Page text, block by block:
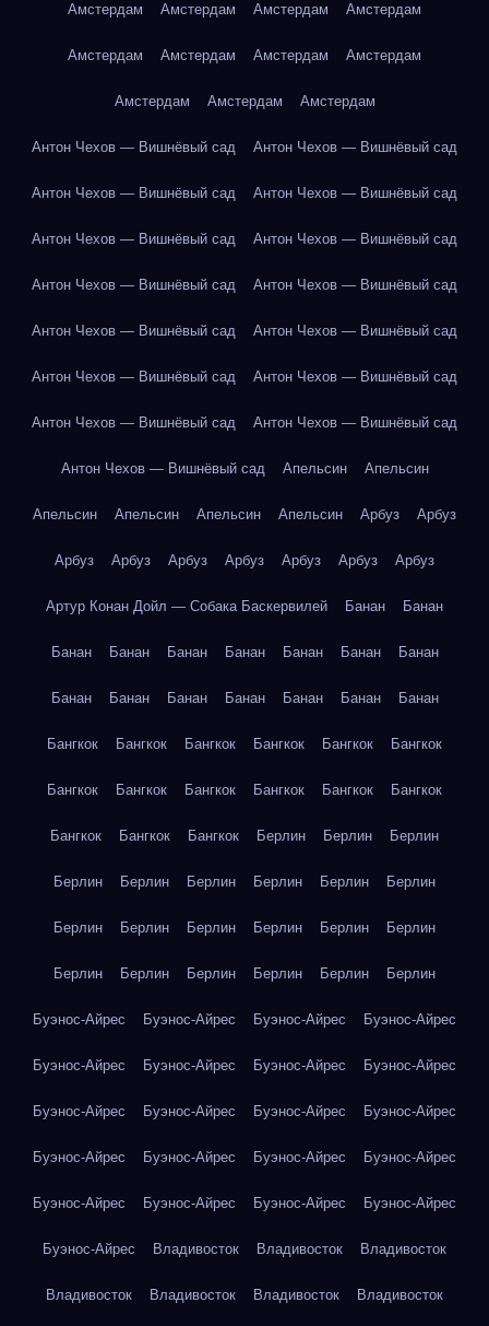
Амстердам Амстердам Амстердам Амстердам
Амстердам Амстердам Амстердам Амстердам
Амстердам Амстердам Амстердам
Антон Чехов — Вишнёвый сад Антон Чехов — Вишнёвый сад
Антон Чехов — Вишнёвый сад Антон Чехов — Вишнёвый сад
Антон Чехов — Вишнёвый сад Антон Чехов — Вишнёвый сад
Антон Чехов — Вишнёвый сад Антон Чехов — Вишнёвый сад
Антон Чехов — Вишнёвый сад Антон Чехов — Вишнёвый сад
Антон Чехов — Вишнёвый сад Антон Чехов — Вишнёвый сад
Антон Чехов — Вишнёвый сад Антон Чехов — Вишнёвый сад
Антон Чехов — Вишнёвый сад Апельсин Апельсин
Апельсин Апельсин Апельсин Апельсин Арбуз Арбуз
Арбуз Арбуз Арбуз Арбуз Арбуз Арбуз Арбуз
Артур Конан Дойл — Собака Баскервилей Банан Банан
Банан Банан Банан Банан Банан Банан Банан
Банан Банан Банан Банан Банан Банан Банан
Бангкок Бангкок Бангкок Бангкок Бангкок Бангкок
Бангкок Бангкок Бангкок Бангкок Бангкок Бангкок
Бангкок Бангкок Бангкок Берлин Берлин Берлин
Берлин Берлин Берлин Берлин Берлин Берлин
Берлин Берлин Берлин Берлин Берлин Берлин
Берлин Берлин Берлин Берлин Берлин Берлин
Буэнос-Айрес Буэнос-Айрес Буэнос-Айрес Буэнос-Айрес
Буэнос-Айрес Буэнос-Айрес Буэнос-Айрес Буэнос-Айрес
Буэнос-Айрес Буэнос-Айрес Буэнос-Айрес Буэнос-Айрес
Буэнос-Айрес Буэнос-Айрес Буэнос-Айрес Буэнос-Айрес
Буэнос-Айрес Буэнос-Айрес Буэнос-Айрес Буэнос-Айрес
Буэнос-Айрес Владивосток Владивосток Владивосток
Владивосток Владивосток Владивосток Владивосток